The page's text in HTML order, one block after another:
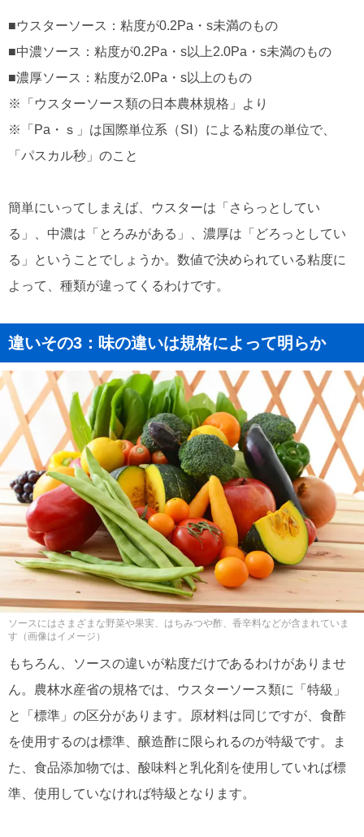
■ウスターソース：粘度が0.2Pa・s未満のもの
■中濃ソース：粘度が0.2Pa・s以上2.0Pa・s未満のもの
■濃厚ソース：粘度が2.0Pa・s以上のもの
※「ウスターソース類の日本農林規格」より
※「Pa・ｓ」は国際単位系（SI）による粘度の単位で、
「パスカル秒」のこと
簡単にいってしまえば、ウスターは「さらっとしてい
る」、中濃は「とろみがある」、濃厚は「どろっとしてい
る」ということでしょうか。数値で決められている粘度に
よって、種類が違ってくるわけです。
違いその3：味の違いは規格によって明らか
ソースにはさまざまな野菜や果実、はちみつや酢、香辛料などが含まれていま
す（画像はイメージ）
もちろん、ソースの違いが粘度だけであるわけがありませ
ん。農林水産省の規格では、ウスターソース類に「特級」
と「標準」の区分があります。原材料は同じですが、食酢
を使用するのは標準、醸造酢に限られるのが特級です。ま
た、食品添加物では、酸味料と乳化剤を使用していれば標
準、使用していなければ特級となります。